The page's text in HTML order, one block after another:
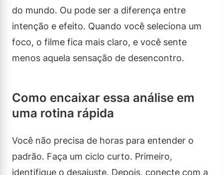
do mundo. Ou pode ser a diferença entre
intenção e efeito. Quando você seleciona um
foco, o filme fica mais claro, e você sente
menos aquela sensação de desencontro.
Como encaixar essa análise em
uma rotina rápida
Você não precisa de horas para entender o
padrão. Faça um ciclo curto. Primeiro,
identifique o desajuste. Depois, conecte com a